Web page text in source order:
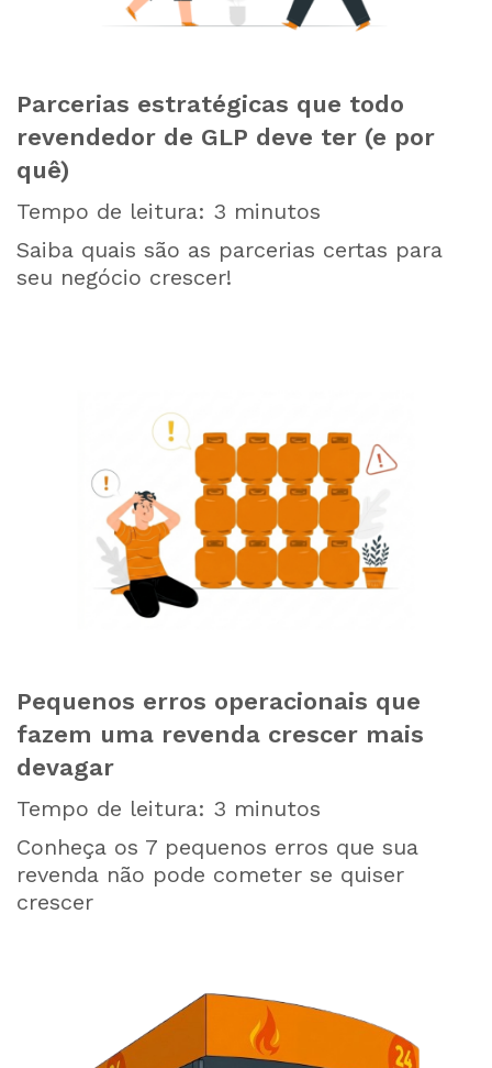
Parcerias estratégicas que todo
revendedor de GLP deve ter (e por
quê)
Tempo de leitura: 3 minutos
Saiba quais são as parcerias certas para
seu negócio crescer!
Pequenos erros operacionais que
fazem uma revenda crescer mais
devagar
Tempo de leitura: 3 minutos
Conheça os 7 pequenos erros que sua
revenda não pode cometer se quiser
crescer